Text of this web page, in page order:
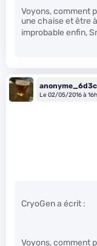
Voyons, comment
une chaise et être
improbable enfin,
Le 02/05/2016 à
CryoGen a écrit :
Voyons, comment